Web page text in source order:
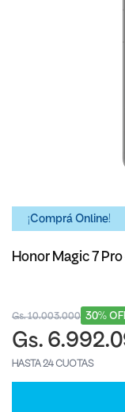
¡Comprá Online!
Honor Magic 7 Pro
30%
Gs. 10.003.000
Gs.
HASTA 24 CUOTAS